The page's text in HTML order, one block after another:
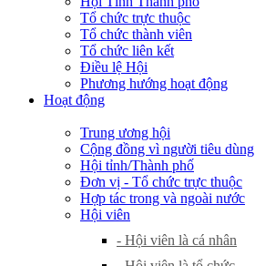
Tổ chức trực thuộc
Tổ chức thành viên
Tổ chức liên kết
Điều lệ Hội
Phương hướng hoạt động
Hoạt động
Trung ương hội
Cộng đồng vì người tiêu dùng
Hội tỉnh/Thành phố
Đơn vị - Tổ chức trực thuộc
Hợp tác trong và ngoài nước
Hội viên
- Hội viên là cá nhân